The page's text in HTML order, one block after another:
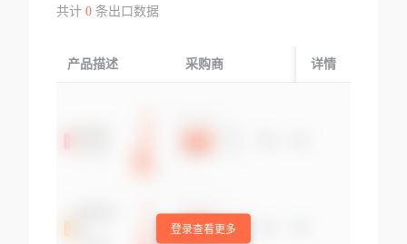
共计 0条出口数据
产品描述 采购商 起运国/地区
详情
登录查看更多